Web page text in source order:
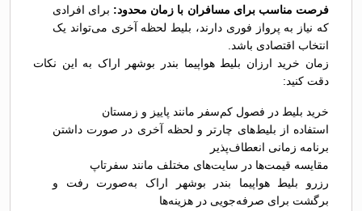
فرصت مناسب برای مسافران با زمان محدود: برای افرادی
که نیاز به پرواز فوری دارند، بلیط لحظه آخری می‌تواند یک
انتخاب اقتصادی باشد.
زمان خرید ارزان بلیط هواپیما بندر بوشهر اراک به این نکات
دقت کنید:
خرید بلیط در فصول کم‌سفر مانند پاییز و زمستان
استفاده از بلیط‌های چارتر و لحظه آخری در صورت داشتن
برنامه زمانی انعطاف‌پذیر
مقایسه قیمت‌ها در سایت‌های مختلف مانند سفرتاپ
رزرو بلیط هواپیما بندر بوشهر اراک به‌صورت رفت و
برگشت برای صرفه‌جویی در هزینه‌ها